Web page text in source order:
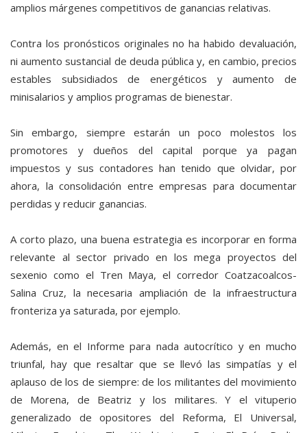
amplios márgenes competitivos de ganancias relativas.
Contra los pronósticos originales no ha habido devaluación,
ni aumento sustancial de deuda pública y, en cambio, precios
estables subsidiados de energéticos y aumento de
minisalarios y amplios programas de bienestar.
Sin embargo, siempre estarán un poco molestos los
promotores y dueños del capital porque ya pagan
impuestos y sus contadores han tenido que olvidar, por
ahora, la consolidación entre empresas para documentar
perdidas y reducir ganancias.
A corto plazo, una buena estrategia es incorporar en forma
relevante al sector privado en los mega proyectos del
sexenio como el Tren Maya, el corredor Coatzacoalcos-
Salina Cruz, la necesaria ampliación de la infraestructura
fronteriza ya saturada, por ejemplo.
Además, en el Informe para nada autocrítico y en mucho
triunfal, hay que resaltar que se llevó las simpatías y el
aplauso de los de siempre: de los militantes del movimiento
de Morena, de Beatriz y los militares. Y el vituperio
generalizado de opositores del Reforma, El Universal,